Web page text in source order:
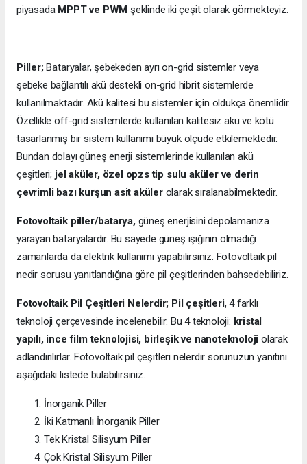
piyasada MPPT ve PWM şeklinde iki çeşit olarak görmekteyiz.
Piller;Bataryalar, şebekeden ayrı on-grid sistemler veya
şebeke bağlantılı akü destekli on-grid hibrit sistemlerde
kullanılmaktadır. Akü kalitesi bu sistemler için oldukça önemlidir.
Özellikle off-grid sistemlerde kullanılan kalitesiz akü ve kötü
tasarlanmış bir sistem kullanımı büyük ölçüde etkilemektedir.
Bundan dolayı güneş enerji sistemlerinde kullanılan akü
çeşitleri; jel aküler, özel opzs tip sulu aküler ve derin
çevrimli bazı kurşun asit akülerolarak sıralanabilmektedir.
Fotovoltaik piller/batarya,güneş enerjisini depolamanıza
yarayan bataryalardır. Bu sayede güneş ışığının olmadığı
zamanlarda da elektrik kullanımı yapabilirsiniz. Fotovoltaik pil
nedir sorusu yanıtlandığına göre pil çeşitlerinden bahsedebiliriz.
Fotovoltaik Pil Çeşitleri Nelerdir; Pil çeşitleri, 4 farklı
teknoloji çerçevesinde incelenebilir. Bu 4 teknoloji: kristal
yapılı, ince film teknolojisi, birleşik ve nanoteknoloji olarak
adlandırılırlar. Fotovoltaik pil çeşitleri nelerdir sorunuzun yanıtını
aşağıdaki listede bulabilirsiniz.
İnorganik Piller
İki Katmanlı İnorganik Piller
Tek Kristal Silisyum Piller
Çok Kristal Silisyum Piller